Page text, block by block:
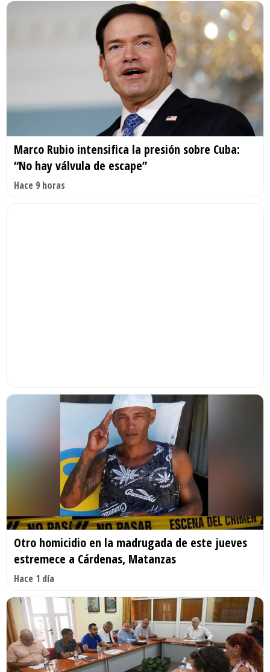
Marco Rubio intensifica la presión sobre Cuba:
“No hay válvula de escape”
Hace 9 horas
Otro homicidio en la madrugada de este jueves
estremece a Cárdenas, Matanzas
Hace 1 día